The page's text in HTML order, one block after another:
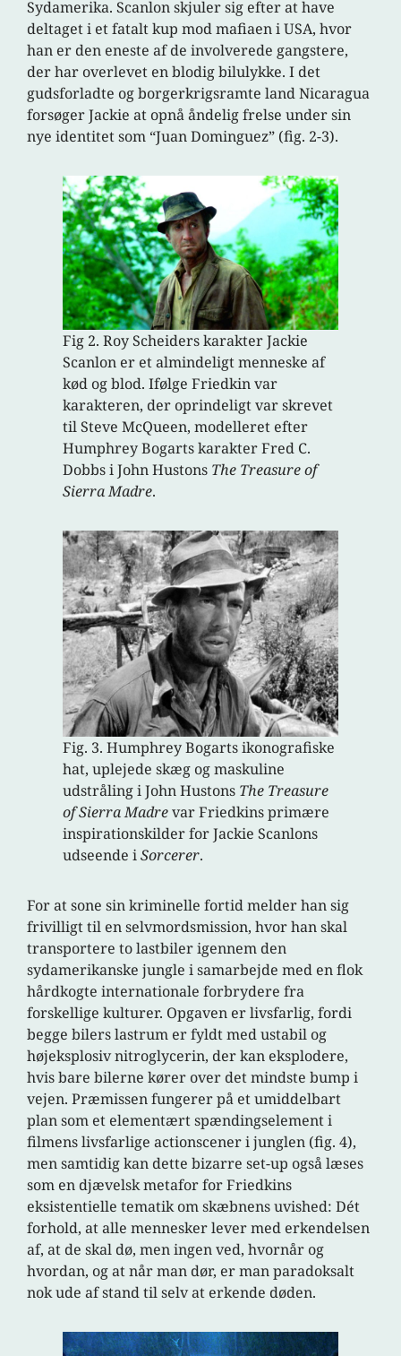
Sydamerika. Scanlon skjuler sig efter at have
deltaget i et fatalt kup mod mafiaen i USA, hvor
han er den eneste af de involverede gangstere,
der har overlevet en blodig bilulykke. I det
gudsforladte og borgerkrigsramte land Nicaragua
forsøger Jackie at opnå åndelig frelse under sin
nye identitet som “Juan Dominguez” (fig. 2-3).
Fig 2. Roy Scheiders karakter Jackie
Scanlon er et almindeligt menneske af
kød og blod. Ifølge Friedkin var
karakteren, der oprindeligt var skrevet
til Steve McQueen, modelleret efter
Humphrey Bogarts karakter Fred C.
Dobbs i John Hustons The Treasure of
Sierra Madre.
Fig. 3. Humphrey Bogarts ikonografiske
hat, uplejede skæg og maskuline
udstråling i John Hustons The Treasure
of Sierra Madrevar Friedkins primære
inspirationskilder for Jackie Scanlons
udseende iSorcerer.
For at sone sin kriminelle fortid melder han sig
frivilligt til en selvmordsmission, hvor han skal
transportere to lastbiler igennem den
sydamerikanske jungle i samarbejde med en flok
hårdkogte internationale forbrydere fra
forskellige kulturer. Opgaven er livsfarlig, fordi
begge bilers lastrum er fyldt med ustabil og
højeksplosiv nitroglycerin, der kan eksplodere,
hvis bare bilerne kører over det mindste bump i
vejen. Præmissen fungerer på et umiddelbart
plan som et elementært spændingselement i
filmens livsfarlige actionscener i junglen (fig. 4),
men samtidig kan dette bizarre set-up også læses
som en djævelsk metafor for Friedkins
eksistentielle tematik om skæbnens uvished: Dét
forhold, at alle mennesker lever med erkendelsen
af, at de skal dø, men ingen ved, hvornår og
hvordan, og at når man dør, er man paradoksalt
nok ude af stand til selv at erkende døden.